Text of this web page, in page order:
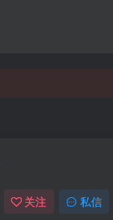
关注 私信